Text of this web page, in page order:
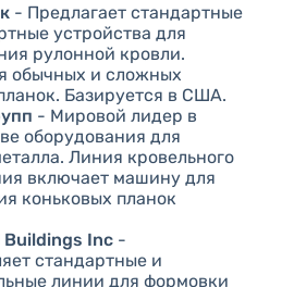
- Предлагает стандартные
устройства для
рулонной кровли.
обычных и сложных
Базируется в США.
- Мировой лидер в
оборудования для
Линия кровельного
включает машину для
коньковых планок
Buildings Inc-
стандартные и
линии для формовки